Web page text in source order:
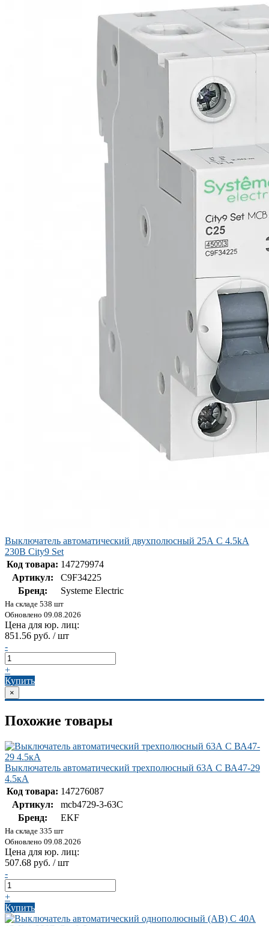
Выключатель автоматический двухполюсный 25А С 4.5kA
230В City9 Set
Код товара: 147279974
Артикул:
C9F34225
Бренд:
Systeme Electric
На складе 538 шт
Обновлено 09.08.2026
Цена для юр. лиц:
851.56 руб. / шт
-
+
Купить
×
Похожие товары
Выключатель автоматический трехполюсный 63А С ВА47-29
4.5кА
Код товара: 147276087
Артикул:
mcb4729-3-63C
Бренд:
EKF
На складе 335 шт
Обновлено 09.08.2026
Цена для юр. лиц:
507.68 руб. / шт
-
+
Купить